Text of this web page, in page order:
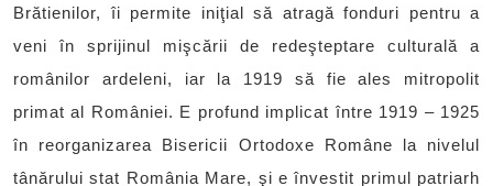
Brătienilor, îi permite iniţial să atragă fonduri pentru a
veni în sprijinul mişcării de redeşteptare culturală a
românilor ardeleni, iar la 1919 să fie ales mitropolit
primat al României. E profund implicat între 1919 – 1925
în reorganizarea Bisericii Ortodoxe Române la nivelul
tânărului stat România Mare, şi e învestit primul patriarh